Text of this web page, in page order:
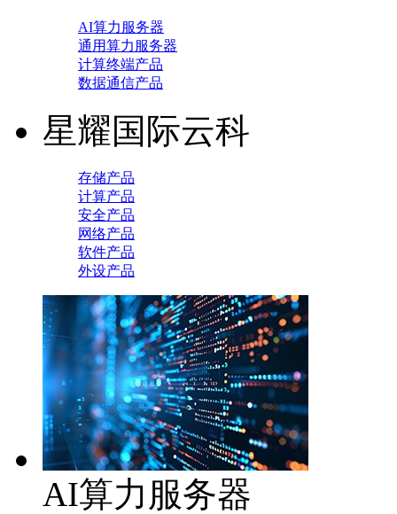
AI算力服务器
通用算力服务器
计算终端产品
数据通信产品
星耀国际云科
存储产品
计算产品
安全产品
网络产品
软件产品
外设产品
AI算力服务器